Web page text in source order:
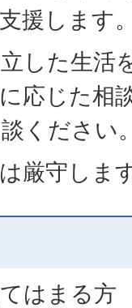
援します
した生活
応じた相
ください
厳守しま
はまる方